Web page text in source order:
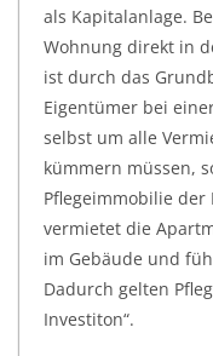
als Kapitalanlage.
Wohnung direkt in
ist durch das
Eigentümer bei
selbst um alle
kümmern müssen,
Pflegeimmobilie
vermietet die
im Gebäude und
Dadurch gelten
Investiton“.